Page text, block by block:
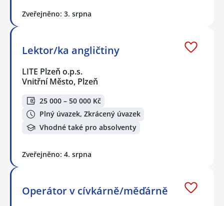
Zveřejněno: 3. srpna
Lektor/ka angličtiny
LITE Plzeň o.p.s.
Vnitřní Město, Plzeň
25 000 – 50 000 Kč
Plný úvazek, Zkrácený úvazek
Vhodné také pro absolventy
Zveřejněno: 4. srpna
Operátor v cívkárně/měďárně